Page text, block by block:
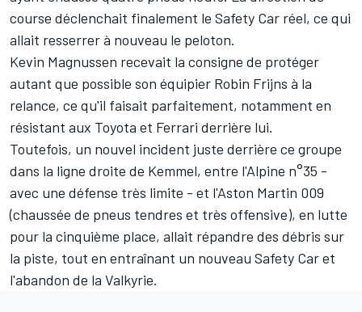
course déclenchait finalement le Safety Car réel, ce qui
allait resserrer à nouveau le peloton.
Kevin Magnussen recevait la consigne de protéger
autant que possible son équipier Robin Frijns à la
relance, ce qu'il faisait parfaitement, notamment en
résistant aux Toyota et Ferrari derrière lui.
Toutefois, un nouvel incident juste derrière ce groupe
dans la ligne droite de Kemmel, entre l'Alpine n°35 -
avec une défense très limite - et l'Aston Martin 009
(chaussée de pneus tendres et très offensive), en lutte
pour la cinquième place, allait répandre des débris sur
la piste, tout en entraînant un nouveau Safety Car et
l'abandon de la Valkyrie.